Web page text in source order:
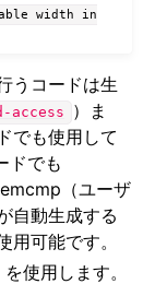
width
in
うコードは生
access
）ま
でも使用して
ドでも
（ユーザ
自動生成する
可能です。
を使用します。